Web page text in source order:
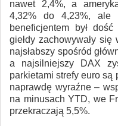
nawet 2,4%, a
4,32% do 4,23%, ale
beneficjentem był
giełdy zachowywały
najsłabszy spośród
a najsilniejszy DAX
parkietami strefy euro
naprawdę wyraźne –
na minusach YTD, we
przekraczają 5,5%.